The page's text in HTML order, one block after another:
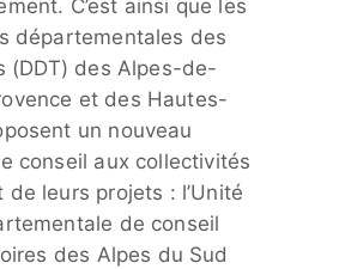
C’est ainsi que les
départementales des
(DDT) des Alpes-de-
et des Hautes-
un nouveau
conseil aux collectivités
de leurs projets : l’Unité
de conseil
des Alpes du Sud